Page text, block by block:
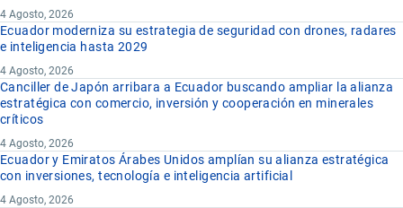
4 Agosto, 2026
Ecuador moderniza su estrategia de seguridad con drones, radares
e inteligencia hasta 2029
4 Agosto, 2026
Canciller de Japón arribara a Ecuador buscando ampliar la alianza
estratégica con comercio, inversión y cooperación en minerales
críticos
4 Agosto, 2026
Ecuador y Emiratos Árabes Unidos amplían su alianza estratégica
con inversiones, tecnología e inteligencia artificial
4 Agosto, 2026